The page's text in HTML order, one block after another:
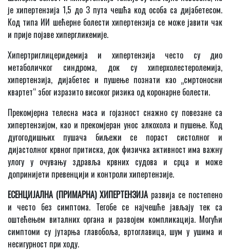
је хипертензија 1,5 до 3 пута чешћа код особа са дијабетесом.
Код типа ИИ шећерне болести хипертензија се може јавити чак
и прије појаве хипергликемије.
Хипертриглицеридемија и хипертензија често су дио
метаболичког синдрома, док су хиперхолестеролемија,
хипертензија, дијабетес и пушење познати као „смртоносни
квартет“ због изразито високог ризика од коронарне болести.
Прекомјерна телесна маса и гојазност снажно су повезане са
хипертензијом, као и прекомјеран унос алкохола и пушење. Код
дугогодишњих пушача биљежи се пораст систолног и
дијастолног крвног притиска, док физичка активност има важну
улогу у очувању здравља крвних судова и срца и може
допринијети превенцији и контроли хипертензије.
ЕСЕНЦИЈАЛНА (ПРИМАРНА) ХИПЕРТЕНЗИЈАразвија се постепено
и често без симптома. Тегобе се најчешће јављају тек са
оштећењем виталних органа и развојем компликација. Могући
симптоми су јутарња главобоља, вртоглавица, шум у ушима и
несигурност при ходу.